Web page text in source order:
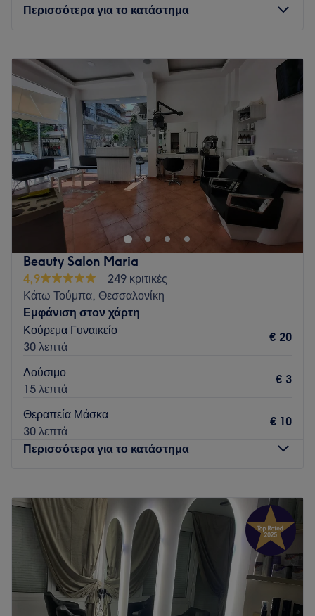
Περισσότερα για το κατάστημα
Τρίτη
10:00
Τετάρτη
Πέμπτη
10:00
20:00
Παρασκευή
10:00–20:00
Σάββατο
09:00–17:00
Κυριακή
Κλειστό
Hair & Nails Studio - Refined beauty for women & men -
Private Beauty Experience
Go to venue
Beauty Salon Maria
4,9
249 κριτικές
Κάτω Τούμπα, Θεσσαλονίκη
Εμφάνιση στον χάρτη
Κούρεμα Γυναικείο
30 λεπτά
€ 20
Λούσιμο
15 λεπτά
€ 3
Θεραπεία Μάσκα
30 λεπτά
€ 10
Περισσότερα για το κατάστημα
Τρίτη
10:00
20:00
Τετάρτη
09:00
17:00
Πέμπτη
10:00 –19:00
Παρασκευή
09:00
20:30
Σάββατο
08:00
15:00
Κυριακή
Κλειστό